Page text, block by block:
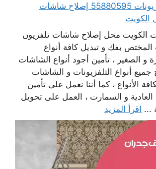
فني تصليح تلفزيونات 55880595 إصلاح شاشات
الكويت
الكويت محل إصلاح شاشات تلفزيون
المختص بفك و تبديل كافة أنواع
و الصغير ، تأمين أجود أنواع الشاشات
جميع أنواع التلفزيونات و الشاشات
الأنواع ، كما أننا نعمل على تأمين
و السمارت ، العمل على تحويل
... اقرأ المزيد